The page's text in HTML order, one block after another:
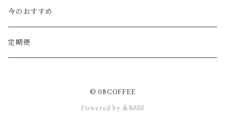
中煎り
酸味系
バランス系
CAFE AU LAIT BASE
08CAN
ICED COFFEE
CAFE AU LAIT BASE
今のおすすめ
定期便
© 08COFFEE
Powered by